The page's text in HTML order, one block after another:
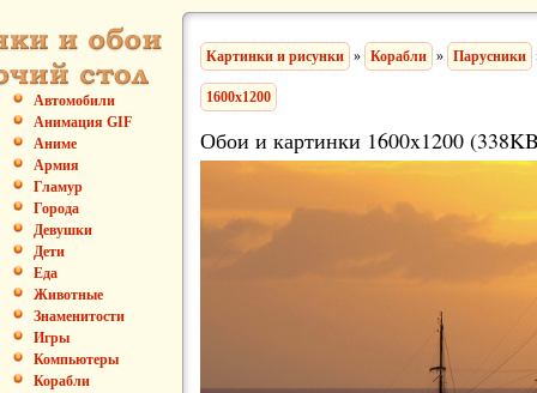
Автомобили
Анимация GIF
Аниме
Армия
Гламур
Города
Девушки
Дети
Еда
Животные
Знаменитости
Игры
Компьютеры
Корабли
Картинки и рисунки » Корабли » Парусники
1600x1200
Обои и картинки 1600x1200